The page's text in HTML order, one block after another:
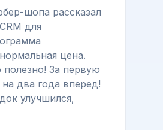
шопа рассказал
для
цена.
полезно! За первую
два года вперед!
улучшился,